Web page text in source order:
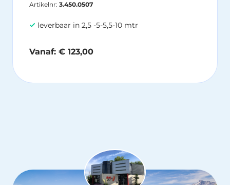
Artikelnr: 3.450.0507
leverbaar in 2,5 -5-5,5-10 mtr
Vanaf: € 123,00